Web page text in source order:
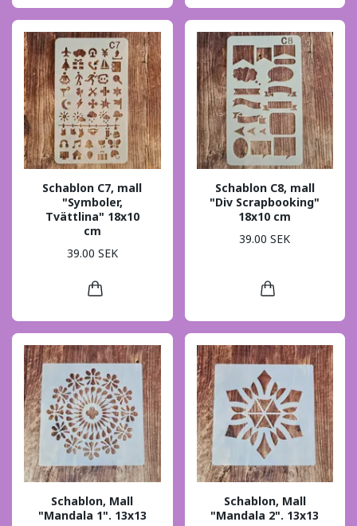
Schablon C7, mall
"Symboler,
Tvättlina" 18x10
cm
39.00 SEK
Schablon C8, mall
"Div Scrapbooking"
18x10 cm
39.00 SEK
Schablon, Mall
"Mandala 1". 13x13
Schablon, Mall
"Mandala 2". 13x13